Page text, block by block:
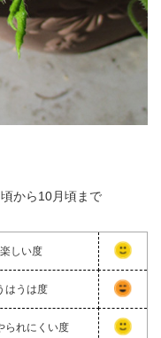
から10月頃まで
楽しい度
はうは度
られにくい度